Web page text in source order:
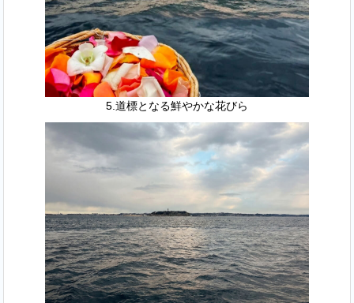
5.道標となる鮮やかな花びら